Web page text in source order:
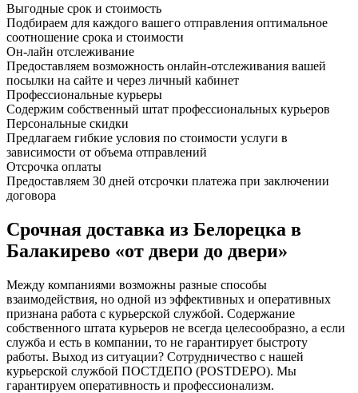
Выгодные срок и стоимость
Подбираем для каждого вашего отправления оптимальное
соотношение срока и стоимости
Он-лайн отслеживание
Предоставляем возможность онлайн-отслеживания вашей
посылки на сайте и через личный кабинет
Профессиональные курьеры
Содержим собственный штат профессиональных курьеров
Персональные скидки
Предлагаем гибкие условия по стоимости услуги в
зависимости от объема отправлений
Отсрочка оплаты
Предоставляем 30 дней отсрочки платежа при заключении
договора
Срочная доставка из Белорецка в
Балакирево «от двери до двери»
Между компаниями возможны разные способы
взаимодействия, но одной из эффективных и оперативных
признана работа с курьерской службой. Содержание
собственного штата курьеров не всегда целесообразно, а если
служба и есть в компании, то не гарантирует быстроту
работы. Выход из ситуации? Сотрудничество с нашей
курьерской службой ПОСТДЕПО (POSTDEPO). Мы
гарантируем оперативность и профессионализм.